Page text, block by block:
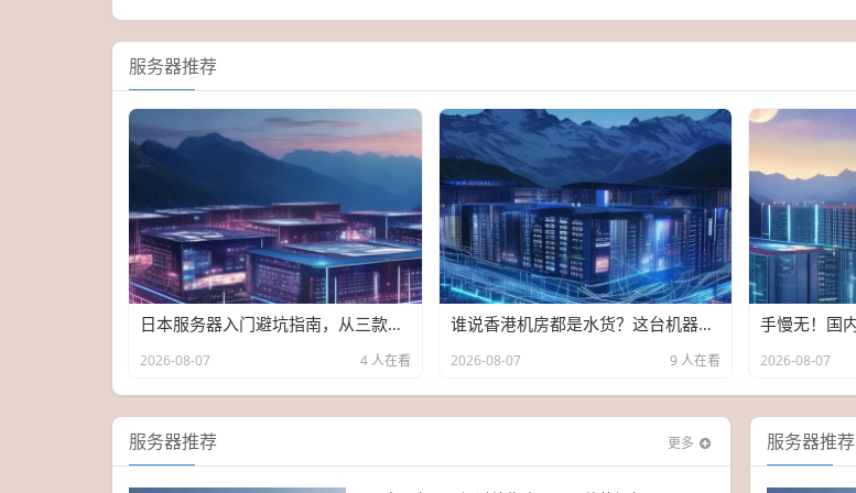
服务器推荐
日本服务器入门避坑指南，从三款热门机型里挑出你的真命天子
2026-08-07 4 人在看
谁说香港机房都是水货？这台机器我用htop扒了个底朝天
2026-08-07 9 人在看 2026-08-07
服务器推荐 更多 服务器推荐